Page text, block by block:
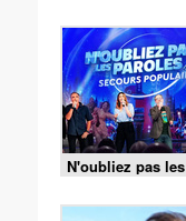
N'oubliez pas les
paroles